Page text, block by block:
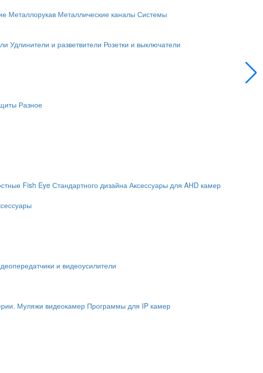
Металлорукав Металлические каналы Системы
Удлинители и разветвители Розетки и выключатели
Разное
Fish Eye Стандартного дизайна Аксессуары для AHD камер
и видеоусилители
Муляжи видеокамер Программы для IP камер